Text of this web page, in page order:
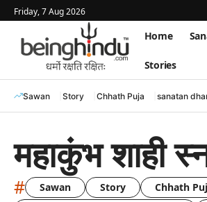
Friday, 7 Aug 2026
Home
Stories
Sawan Story Chhath Puja sanatan
महाकुंभ शाही
# Sawan Story Chhath